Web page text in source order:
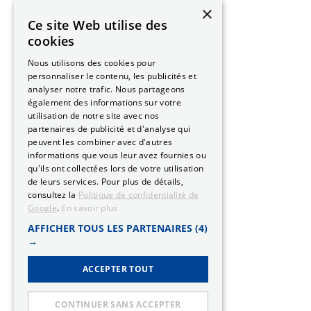
×
Ce site Web utilise des
cookies
Nous utilisons des cookies pour
personnaliser le contenu, les publicités et
analyser notre trafic. Nous partageons
également des informations sur votre
utilisation de notre site avec nos
partenaires de publicité et d'analyse qui
peuvent les combiner avec d'autres
informations que vous leur avez fournies ou
qu'ils ont collectées lors de votre utilisation
de leurs services. Pour plus de détails,
consultez la Politique de confidentialité de
Google. En savoir plus
AFFICHER TOUS LES PARTENAIRES (4)
→
ACCEPTER TOUT
CONTINUER SANS ACCEPTER